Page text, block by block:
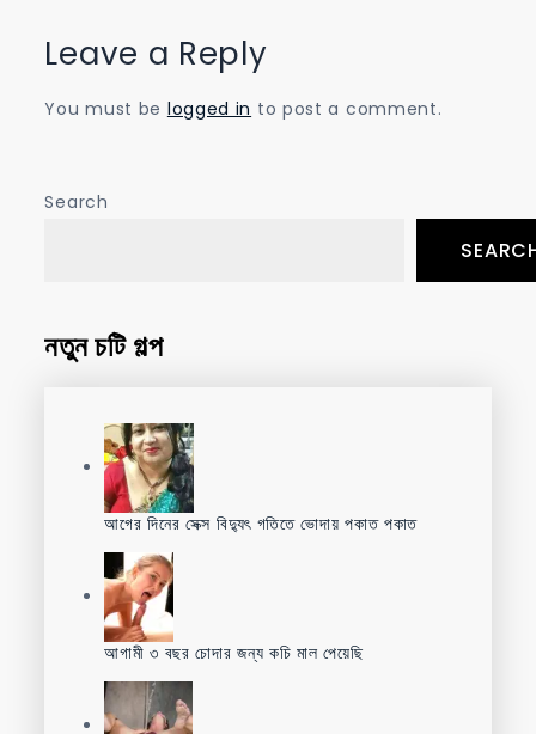
Leave a Reply
You must be logged in to post a comment.
Search
নতুন চটি গল্প
আগের দিনের সেক্স বিদ্যুৎ গতিতে ভোদায় পকাত পকাত
আগামী ৩ বছর চোদার জন্য কচি মাল পেয়েছি